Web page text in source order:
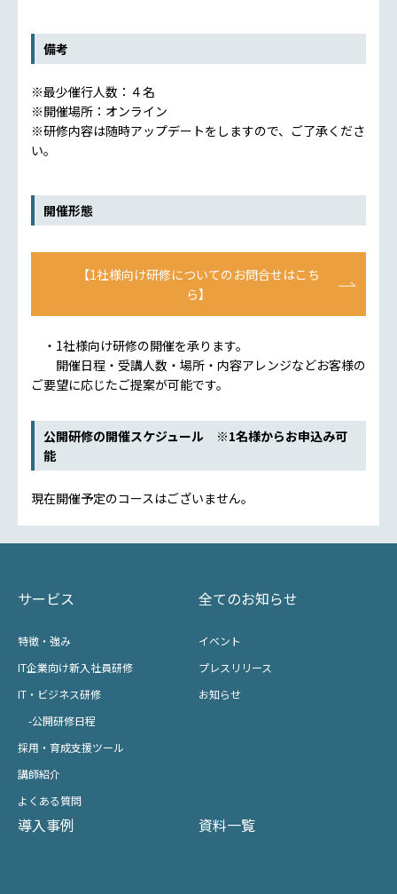
備考
※最少催行人数：４名
※開催場所：オンライン
※研修内容は随時アップデートをしますので、ご了承くださ
い。
開催形態
【1社様向け研修についてのお問合せはこち
ら】
・1社様向け研修の開催を承ります。
開催日程・受講人数・場所・内容アレンジなどお客様の
ご要望に応じたご提案が可能です。
公開研修の開催スケジュール ※1名様からお申込み可
能
現在開催予定のコースはございません。
サービス
特徴・強み
IT企業向け新入社員研修
IT・ビジネス研修
-公開研修日程
採用・育成支援ツール
講師紹介
よくある質問
全てのお知らせ
イベント
プレスリリース
お知らせ
導入事例 資料一覧